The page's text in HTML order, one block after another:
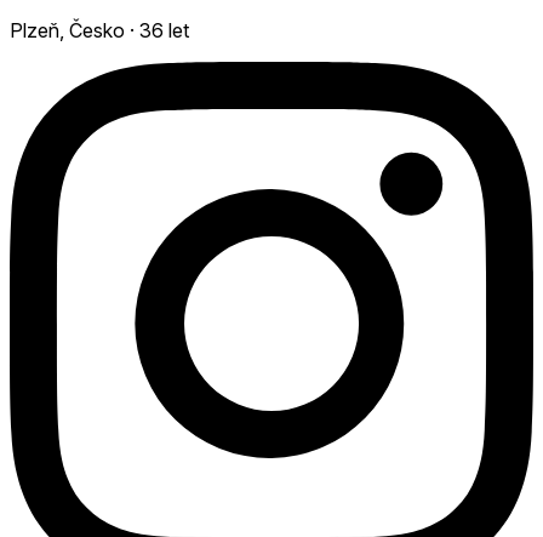
Plzeň, Česko · 36 let